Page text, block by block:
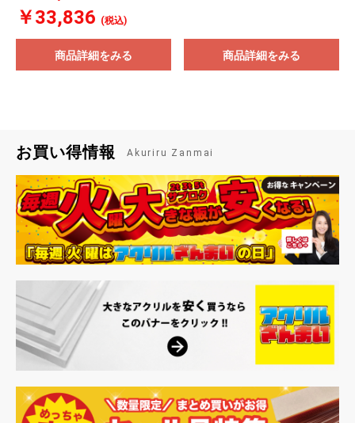
￥33,836 (税込)
商品詳細をみる 商品詳細をみる
お買い得情報 Akuriru Zanmai